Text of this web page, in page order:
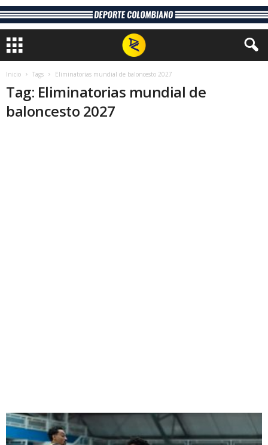
Inicio Tags Eliminatorias mundial de baloncesto 2027
Tag: Eliminatorias mundial de
baloncesto 2027